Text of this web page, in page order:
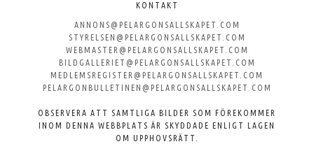
Svenska
Pelargonsällskapet
KONTAKT
ANNONS@PELARGONSALLSKAPET.COM
STYRELSEN@PELARGONSALLSKAPET.COM
WEBMASTER@PELARGONSALLSKAPET.COM
BILDGALLERIET@PELARGONSALLSKAPET.COM
MEDLEMSREGISTER@PELARGONSALLSKAPET.COM
PELARGONBULLETINEN@PELARGONSALLSKAPET.COM
OBSERVERA ATT SAMTLIGA BILDER SOM FÖREKOMMER
INOM DENNA WEBBPLATS ÄR SKYDDADE ENLIGT LAGEN
OM UPPHOVSRÄTT.